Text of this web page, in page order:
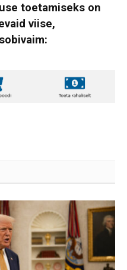
toetamiseks on
viise,